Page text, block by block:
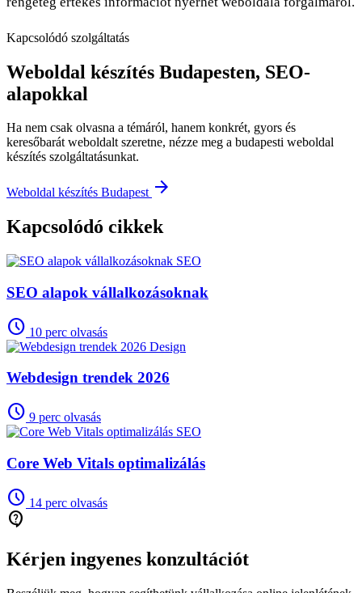
Kapcsolódó szolgáltatás
Weboldal készítés Budapesten, SEO-
alapokkal
Ha nem csak olvasna a témáról, hanem konkrét, gyors és
keresőbarát weboldalt szeretne, nézze meg a budapesti weboldal
készítés szolgáltatásunkat.
Weboldal készítés Budapest arrow_forward
Kapcsolódó cikkek
SEO
SEO alapok vállalkozásoknak
schedule 10 perc olvasás
Design
Webdesign trendek 2026
schedule 9 perc olvasás
SEO
Core Web Vitals optimalizálás
schedule 14 perc olvasás
contact_support
Kérjen ingyenes konzultációt